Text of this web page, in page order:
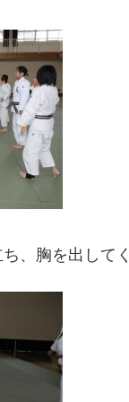
、胸を出して